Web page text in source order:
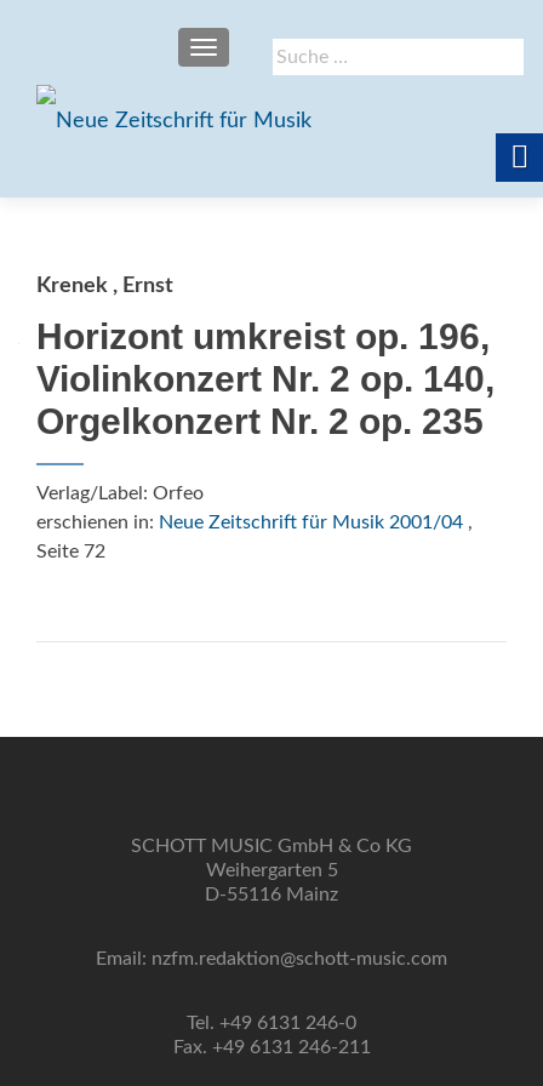
Suche
nach:
SCHALTE NAVIGATION
Krenek , Ernst
Horizont umkreist op. 196,
Violinkonzert Nr. 2 op. 140,
Orgelkonzert Nr. 2 op. 235
Verlag/Label: Orfeo
erschienen in: Neue Zeitschrift für Musik 2001/04 ,
Seite 72
SCHOTT MUSIC GmbH & Co KG
Weihergarten 5
D-55116 Mainz
Email: nzfm.redaktion@schott-music.com
Tel. +49 6131 246-0
Fax. +49 6131 246-211